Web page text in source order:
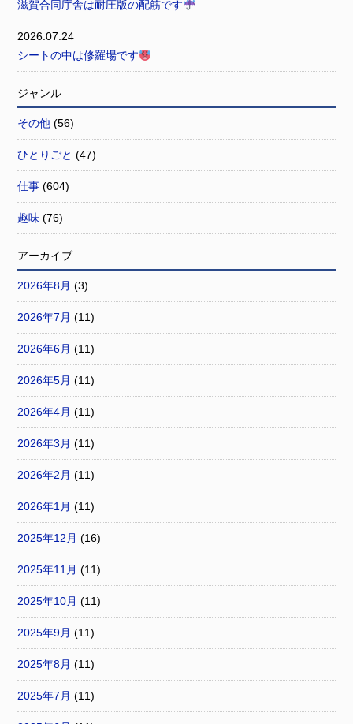
滋賀合同庁舎は耐圧版の配筋です
2026.07.24
シートの中は修羅場です
ジャンル
その他 (56)
ひとりごと (47)
仕事 (604)
趣味 (76)
アーカイブ
2026年8月 (3)
2026年7月 (11)
2026年6月 (11)
2026年5月 (11)
2026年4月 (11)
2026年3月 (11)
2026年2月 (11)
2026年1月 (11)
2025年12月 (16)
2025年11月 (11)
2025年10月 (11)
2025年9月 (11)
2025年8月 (11)
2025年7月 (11)